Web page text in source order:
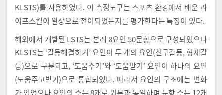
KLSTS)를 사용하였다. 이 측정도구는 스포츠 환경에서 배운 라
이프스킬이 일상으로 전이되었는지를 평가한다는 특징이 있다.
해외에서 개발된 LSTS는 본래 8요인 50문항으로 구성되었으나
KLSTS는 ‘갈등해결하기’ 요인이 두 개의 요인(친구갈등, 형제갈
등)으로 구분되고, ‘도움주기’와 ‘도움받기’ 요인이 하나의 요인
(도움주고받기)으로 통합되었다. 따라서 요인의 구조에는 변화
가 있었으나 요인의 수는 8개로 원본과 동일하며 문항 수는 12개